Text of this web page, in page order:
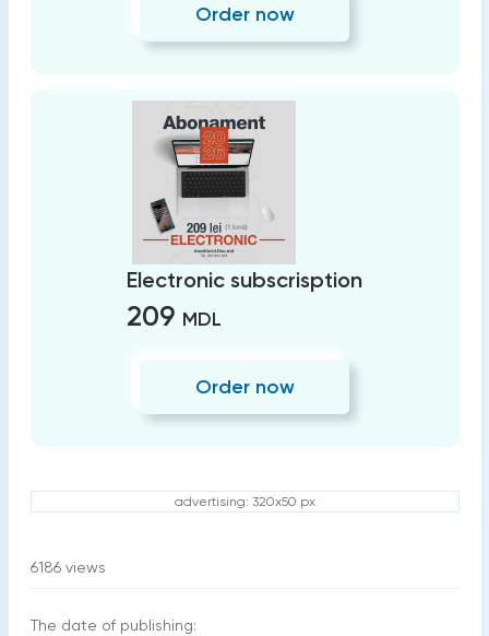
Order now
Electronic subscrisption
209 MDL
Order now
advertising: 320x50 px
6186 views
The date of publishing: